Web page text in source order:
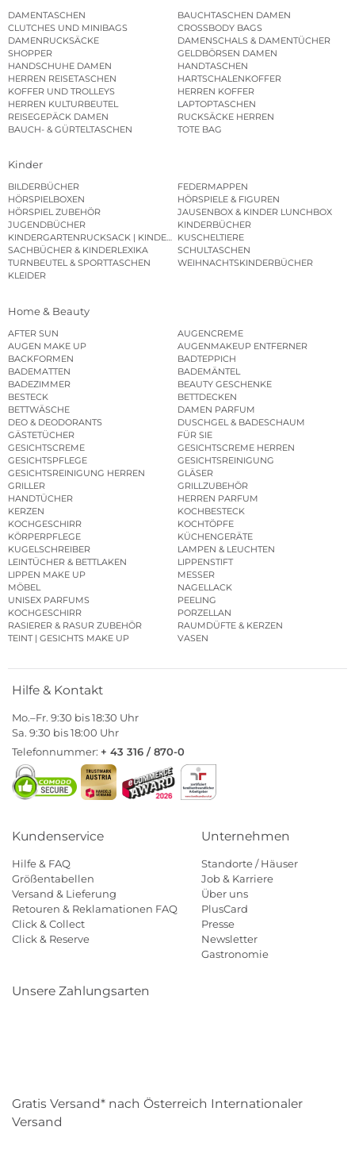
DAMENTASCHEN
BAUCHTASCHEN DAMEN
CLUTCHES UND MINIBAGS
CROSSBODY BAGS
DAMENRUCKSÄCKE
DAMENSCHALS & DAMENTÜCHER
SHOPPER
GELDBÖRSEN DAMEN
HANDSCHUHE DAMEN
HANDTASCHEN
HERREN REISETASCHEN
HARTSCHALENKOFFER
KOFFER UND TROLLEYS
HERREN KOFFER
HERREN KULTURBEUTEL
LAPTOPTASCHEN
REISEGEPÄCK DAMEN
RUCKSÄCKE HERREN
BAUCH- & GÜRTELTASCHEN
TOTE BAG
Kinder
BILDERBÜCHER
FEDERMAPPEN
HÖRSPIELBOXEN
HÖRSPIELE & FIGUREN
HÖRSPIEL ZUBEHÖR
JAUSENBOX & KINDER LUNCHBOX
JUGENDBÜCHER
KINDERBÜCHER
KINDERGARTENRUCKSACK | KINDERGARTENBEUTEL
KUSCHELTIERE
SACHBÜCHER & KINDERLEXIKA
SCHULTASCHEN
TURNBEUTEL & SPORTTASCHEN
WEIHNACHTSKINDERBÜCHER
KLEIDER
Home & Beauty
AFTER SUN
AUGENCREME
AUGEN MAKE UP
AUGENMAKEUP ENTFERNER
BACKFORMEN
BADTEPPICH
BADEMATTEN
BADEMÄNTEL
BADEZIMMER
BEAUTY GESCHENKE
BESTECK
BETTDECKEN
BETTWÄSCHE
DAMEN PARFUM
DEO & DEODORANTS
DUSCHGEL & BADESCHAUM
GÄSTETÜCHER
FÜR SIE
GESICHTSCREME
GESICHTSCREME HERREN
GESICHTSPFLEGE
GESICHTSREINIGUNG
GESICHTSREINIGUNG HERREN
GLÄSER
GRILLER
GRILLZUBEHÖR
HANDTÜCHER
HERREN PARFUM
KERZEN
KOCHBESTECK
KOCHGESCHIRR
KOCHTÖPFE
KÖRPERPFLEGE
KÜCHENGERÄTE
KUGELSCHREIBER
LAMPEN & LEUCHTEN
LEINTÜCHER & BETTLAKEN
LIPPENSTIFT
LIPPEN MAKE UP
MESSER
MÖBEL
NAGELLACK
UNISEX PARFUMS
PEELING
KOCHGESCHIRR
PORZELLAN
RASIERER & RASUR ZUBEHÖR
RAUMDÜFTE & KERZEN
TEINT | GESICHTS MAKE UP
VASEN
Hilfe & Kontakt
Mo.–Fr. 9:30 bis 18:30 Uhr
Sa. 9:30 bis 18:00 Uhr
Telefonnummer: + 43 316 / 870-0
Kundenservice
Hilfe & FAQ
Größentabellen
Versand & Lieferung
Retouren & Reklamationen FAQ
Click & Collect
Click & Reserve
Unternehmen
Standorte / Häuser
Job & Karriere
Über uns
PlusCard
Presse
Newsletter
Gastronomie
Unsere Zahlungsarten
Gratis Versand* nach Österreich Internationaler
Versand